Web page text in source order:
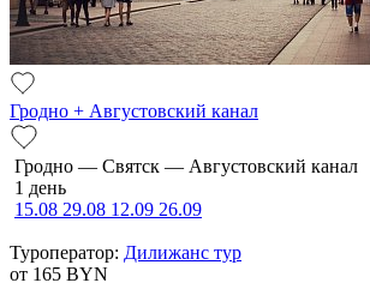
Гродно + Августовский канал
Гродно — Святск — Августовский канал
1 день
15.08 29.08 12.09 26.09
Туроператор: Дилижанс тур
от 165 BYN